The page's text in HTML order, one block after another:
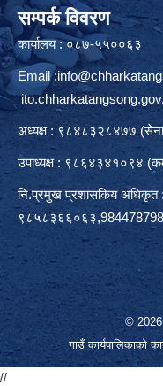
सम्पर्क विवरण
कार्यालय : ०८७-५५००६३
Email :
अध्यक्ष : ९८४८३२८४७७
उपाध्यक्ष : ९८६४३४१०९४
नि.प्रमुख प्रशासकिय अधिकृत
© 2026
गाउँ कार्यपालिकाको
//